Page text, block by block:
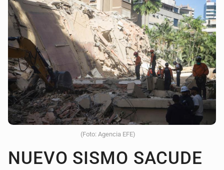
(Foto: Agencia EFE)
NUEVO SISMO SACUDE